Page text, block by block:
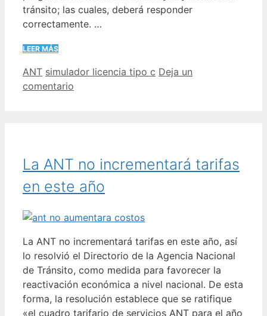
tránsito; las cuales, deberá responder
correctamente. …
LEER MÁS
Categorías
ANT Etiquetas
simulador licencia tipo c Deja un
comentario
La ANT no incrementará tarifas
en este año
La ANT no incrementará tarifas en este año, así
lo resolvió el Directorio de la Agencia Nacional
de Tránsito, como medida para favorecer la
reactivación económica a nivel nacional. De esta
forma, la resolución establece que se ratifique
«el cuadro tarifario de servicios ANT para el año